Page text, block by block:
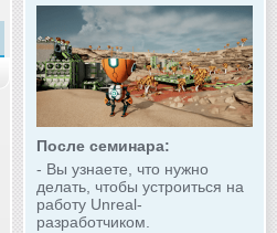
После семинара:
- Вы узнаете, что нужно
делать, чтобы устроиться на
работу Unreal-
разработчиком.